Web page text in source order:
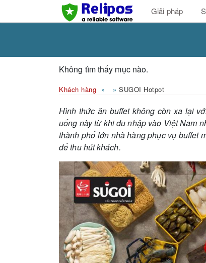
Giải pháp
Không tìm thấy mục nào.
Khách hàng SUGOI Hotpot
Hình thức ăn buffet không còn xa lại
uống này từ khi du nhập vào Việt Nam
thành phố lớn nhà hàng phục vụ buffet
để thu hút khách.